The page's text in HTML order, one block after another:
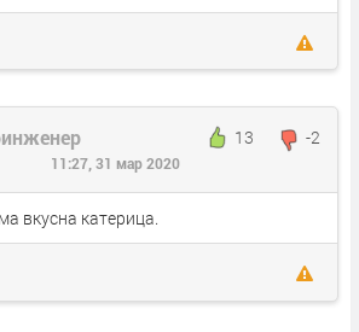
13 -2
11:27, 31 мар 2020
вкусна катерица.